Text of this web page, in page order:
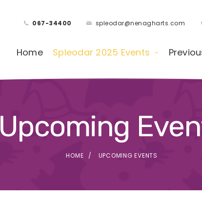
067-34400 spleodar@nenagharts.com
Home Spleodar 2025 Events
Upcoming
HOME UPCOMING EVENTS